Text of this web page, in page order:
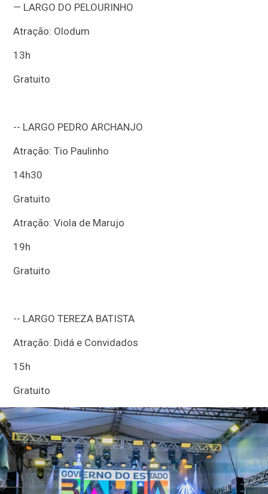
— LARGO DO PELOURINHO
Atração: Olodum
13h
Gratuito
-- LARGO PEDRO ARCHANJO
Atração: Tio Paulinho
14h30
Gratuito
Atração: Viola de Marujo
19h
Gratuito
-- LARGO TEREZA BATISTA
Atração: Didá e Convidados
15h
Gratuito